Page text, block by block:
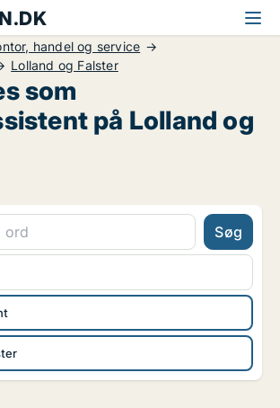
handel og service
Lolland og Falster
som
på Lolland og
Søg